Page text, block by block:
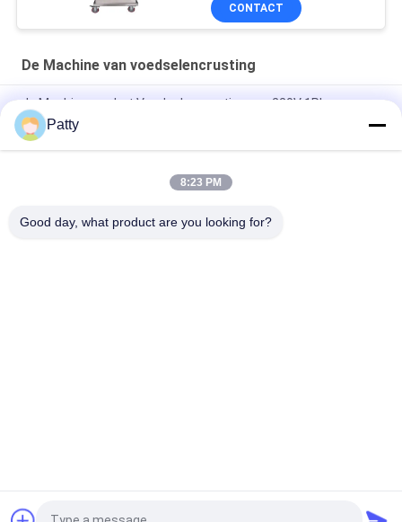
CONTACT
De Machine van voedselencrusting
de Machine van het Voedselencrusting van 220V 1Ph voor
Maancake
OEM HONGXIN 760*1220mm de Machine van Ananastaartjes
Drie Vultrechters 1700*920mm Machine van
Patty
8:23 PM
Good day, what product are you looking for?